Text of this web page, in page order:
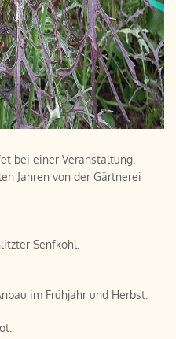
bei einer Veranstaltung.
Jahren von der Gärtnerei
Senfkohl.
im Frühjahr und Herbst.